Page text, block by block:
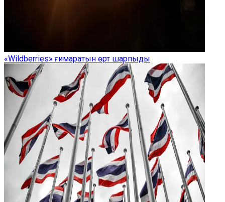
«Wildberries» ғимаратын өрт шарпыды